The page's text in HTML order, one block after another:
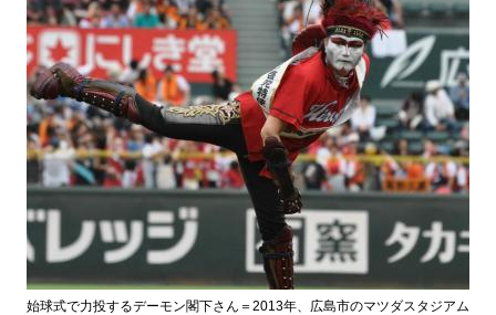
始球式で力投するデーモン閣下さん＝2013年、広島市のマツダスタジアム